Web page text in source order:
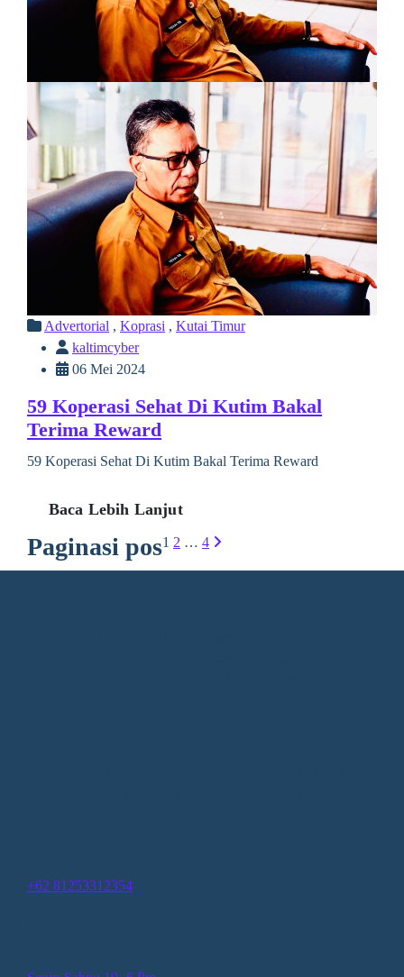
Advertorial , Koprasi , Kutai Timur
kaltimcyber
06 Mei 2024
59 Koperasi Sehat Di Kutim Bakal
Terima Reward
59 Koperasi Sehat Di Kutim Bakal Terima Reward
Baca Lebih Lanjut
Paginasi pos1 2 … 4
+62 81253312354